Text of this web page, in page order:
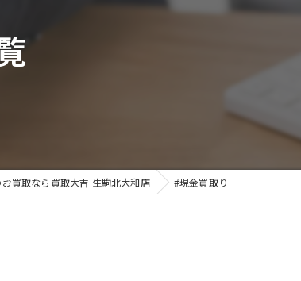
ランド
買取なら買取大吉 生駒北大和店 #現金買取り